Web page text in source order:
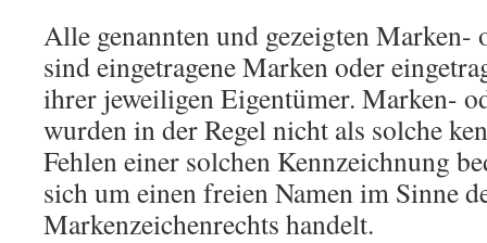
Alle genannten und gezeigten Marken-
sind eingetragene Marken oder
ihrer jeweiligen Eigentümer. Marken-
wurden in der Regel nicht als solche
Fehlen einer solchen Kennzeichnung
sich um einen freien Namen im Sinne
Markenzeichenrechts handelt.